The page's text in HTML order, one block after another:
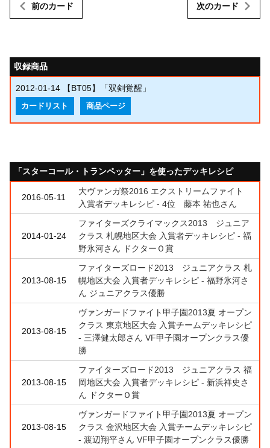
前のカード 次のカード
収録商品
2012-01-14 【BT05】「双剣覚醒」
カードリスト 商品ページ
「スターコール・トランペッター」を使ったデッキレシピ
2016-05-11
大ヴァンガ祭2016 エクストリームファイト
入賞者デッキレシピ - 4位 藤本 祐也さん
2014-01-24
ファイターズクライマックス2013 ジュニア
クラス 札幌地区大会 入賞者デッキレシピ - 福
野氷河さん ドクターＯ賞
2013-08-15
ファイターズロード2013 ジュニアクラス 札
幌地区大会 入賞者デッキレシピ - 福野氷河さ
ん ジュニアクラス優勝
2013-08-15
ヴァンガードファイト甲子園2013夏 オープン
クラス 東京地区大会 入賞チームデッキレシピ
- 三澤健太郎さん VF甲子園オープンクラス優
勝
2013-08-15
ファイターズロード2013 ジュニアクラス 福
岡地区大会 入賞者デッキレシピ - 新浜祥史さ
ん ドクターＯ賞
2013-08-15
ヴァンガードファイト甲子園2013夏 オープン
クラス 金沢地区大会 入賞チームデッキレシピ
- 渡辺翔平さん VF甲子園オープンクラス優勝